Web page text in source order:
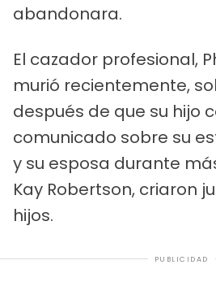
abandonara.
El cazador profesional,
murió recientemente,
después de que su hijo
comunicado sobre su
y su esposa durante
Kay Robertson, criaron
hijos.
PUBLICIDAD